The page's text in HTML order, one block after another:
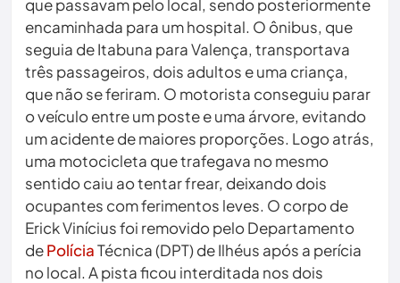
que passavam pelo local, sendo posteriormente
encaminhada para um hospital. O ônibus, que
seguia de Itabuna para Valença, transportava
três passageiros, dois adultos e uma criança,
que não se feriram. O motorista conseguiu parar
o veículo entre um poste e uma árvore, evitando
um acidente de maiores proporções. Logo atrás,
uma motocicleta que trafegava no mesmo
sentido caiu ao tentar frear, deixando dois
ocupantes com ferimentos leves. O corpo de
Erick Vinícius foi removido pelo Departamento
dePolíciaTécnica (DPT) de Ilhéus após a perícia
no local. A pista ficou interditada nos dois